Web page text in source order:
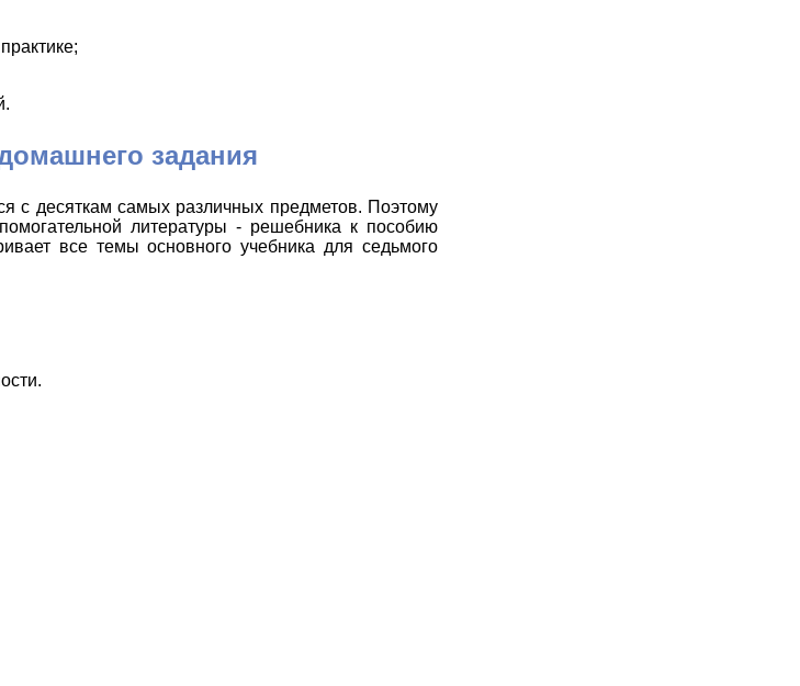
задания
с десяткам самых различных предметов. Поэтому
литературы - решебника к пособию
все темы основного учебника для седьмого